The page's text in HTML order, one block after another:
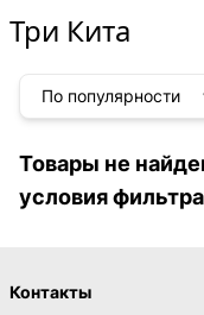
Три Кита
По популярности
Товары не
условия
Контакты